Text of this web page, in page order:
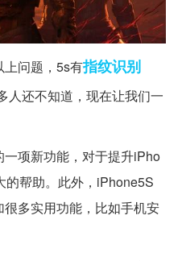
上问题，5s有指纹识别
人还不知道，现在让我们一
项新功能，对于提升iPho
的帮助。此外，iPhone5S
多实用功能，比如手机安